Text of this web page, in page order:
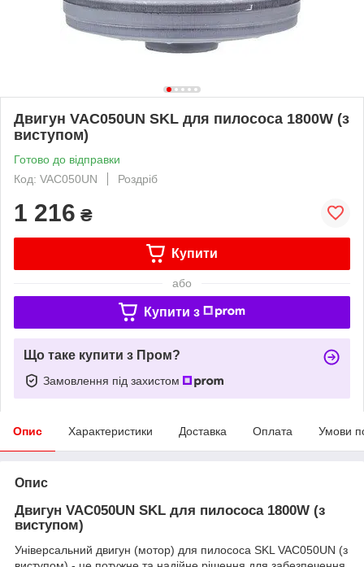
Двигун VAC050UN SKL для пилососа 1800W (з
виступом)
Готово до відправки
Код: VAC050UN
Роздріб
1 216 ₴
Купити
або
Купити з
Що таке купити з Пром?
Замовлення під захистом
Опис Характеристики Доставка Оплата Умови
Опис
Двигун VAC050UN SKL для пилососа 1800W (з
виступом)
Універсальний двигун (мотор) для пилососа SKL VAC050UN (з